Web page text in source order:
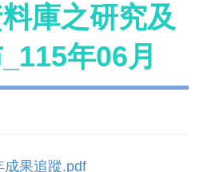
庫之研究及
年06月
成果追蹤.pdf